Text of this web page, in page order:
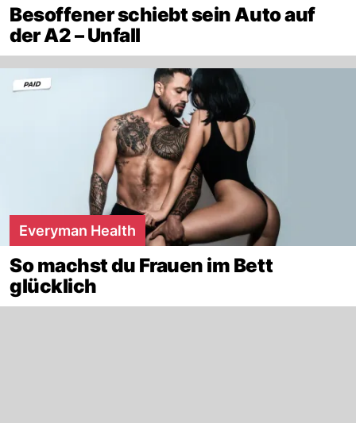
Besoffener schiebt sein Auto auf
der A2 – Unfall
Everyman Health
So machst du Frauen im Bett
glücklich